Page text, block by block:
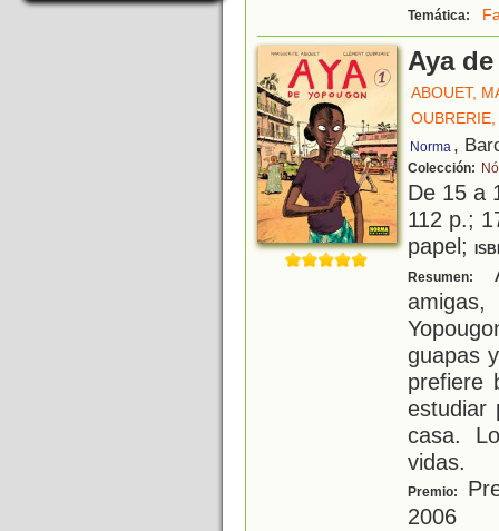
Temática:
Aya
ABOUET,
Norma ,
Colección:
De 15 a
112 p.;
papel;
Resumen:
guapas
prefiere
estudiar
casa.
vidas.
Premio:
2006